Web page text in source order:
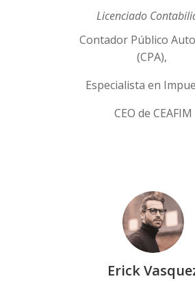
Licenciado
Contador Público
(CPA),
Especialista en
CEO de CEAFIM
Erick